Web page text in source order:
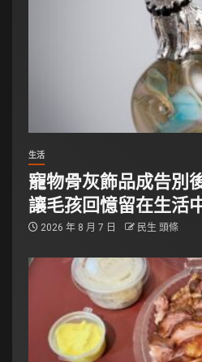
生活
寵物骨灰飾品成告別
讓毛孩回憶留在生活
2026 年 8 月 7 日 民生 頭條